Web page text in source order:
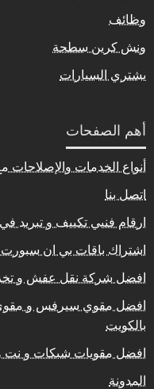
وظائف
ونش كرين سطحة
يشتري السيارات
أهم الصفحات
أنواع الخدمات
اتصل بنا
ارقام فنيي تكييف و تبريد
اشتراك باقات بي ان
افضل شركة نقل عفش و
افضل مقوي سيرفس و
بالكويت
افضل مقويات شبكات و
المدونة